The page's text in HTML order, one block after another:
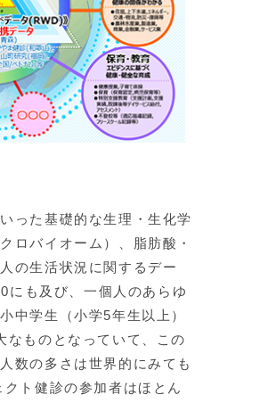
った基礎的な生理・生化学
ロバイオーム）、脂肪酸・
の生活状況に関するデー
にも及び、一個人のあらゆ
中学生（小学5年生以上）
なものとなっていて、この
数の多さは世界的にみても
ト健診の参加者はほとん